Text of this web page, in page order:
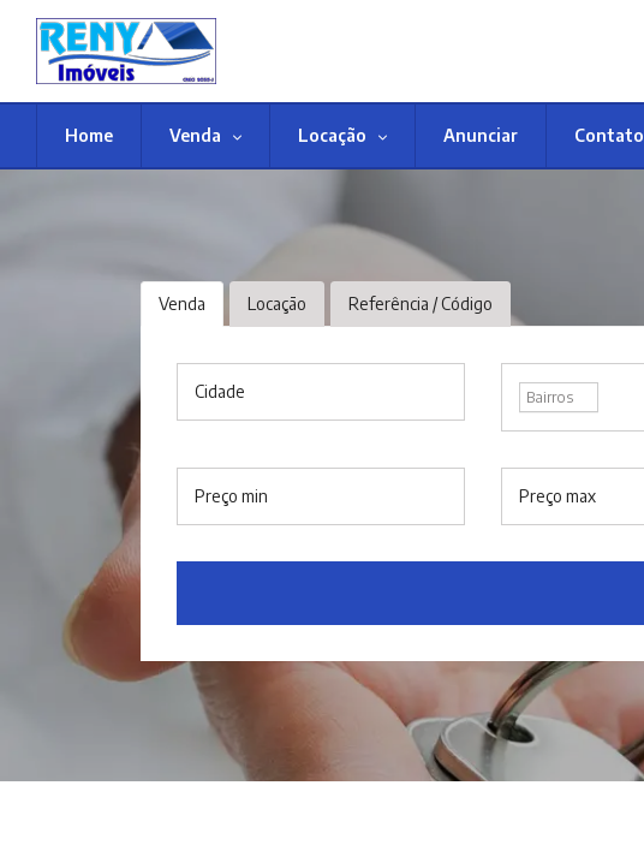
Home Venda Locação Anunciar Contato
Venda Locação Referência / Código
Cidade Bairros
Preço min Preço max